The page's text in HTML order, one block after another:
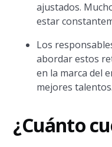
ajustados.
estar
Los
abordar estos
en la marca del
mejores talentos.
¿Cuánto